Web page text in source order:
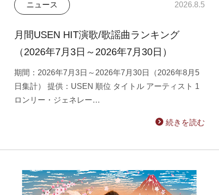
ニュース 2026.8.5
月間USEN HIT演歌/歌謡曲ランキング
（2026年7月3日～2026年7月30日）
期間：2026年7月3日～2026年7月30日（2026年8月5
日集計） 提供：USEN 順位 タイトル アーティスト 1
ロンリー・ジェネレー…
続きを読む